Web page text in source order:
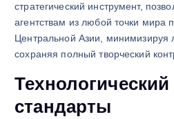
стратегический инструмент,
агентствам из любой точки мира
Центральной Азии, минимизируя
сохраняя полный творческий
Технологический
стандарты